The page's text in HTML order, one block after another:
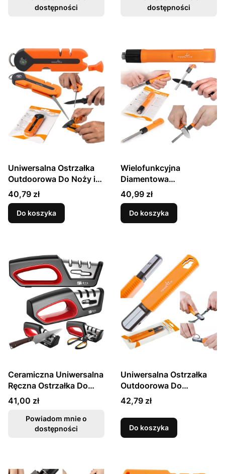
dostępności
dostępności
Uniwersalna Ostrzałka
Outdoorowa Do Noży i
Nożyczek TY1808
TAIDEA
Cena
40,79 zł
Do koszyka
Wielofunkcyjna
Diamentowa
Uniwersalna Ręczna
Ostrzałka Do Ostrzenia
Noży TY1805 TAIDEA
Cena
40,99 zł
Do koszyka
Ceramiczna Uniwersalna
Ręczna Ostrzałka Do
Ostrzenia Noży i
Nożyczek TG2017
TAIDEA
Cena
41,00 zł
Powiadom mnie o
dostępności
Uniwersalna Ostrzałka
Outdoorowa Do
Ostrzenia Noży TY2204
TAIDEA
Cena
42,79 zł
Do koszyka